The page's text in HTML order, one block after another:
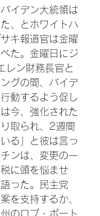
イデン大統領は
、とホワイトハ
キ報道官は金曜
た。金曜日にジ
レン財務長官と
グの間、バイデ
動するよう促し
今、強化された
取られ、2週間
る」と彼は言っ
ンは、変更の一
に頭を悩ませ
った。民主党
を支持するか、
のロブ・ポート